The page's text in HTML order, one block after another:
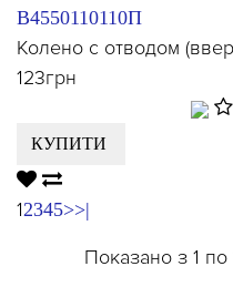
В4550110110П
Колено с отводом
123грн
КУПИТИ
12345>>|
Показано з 1 по